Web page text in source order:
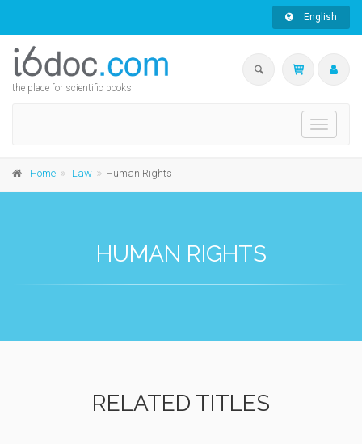
English
the place for scientific books
Toggle
Home Law Human Rights
HUMAN RIGHTS
RELATED TITLES